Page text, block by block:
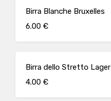
Birra Blanche Bruxelles
6.00 €
Birra dello Stretto Lager
4.00 €